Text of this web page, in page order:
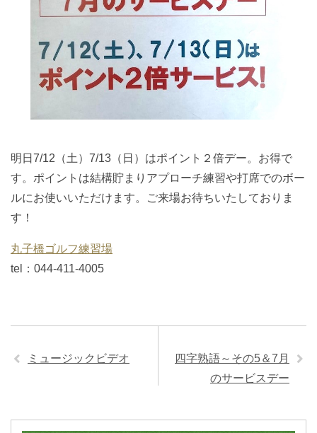
明日7/12（土）7/13（日）はポイント２倍デー。お得で
す。ポイントは結構貯まりアプローチ練習や打席でのボー
ルにお使いいただけます。ご来場お待ちいたしておりま
す！
丸子橋ゴルフ練習場
tel：044-411-4005
ミュージックビデオ
四字熟語～その5＆7月
のサービスデー